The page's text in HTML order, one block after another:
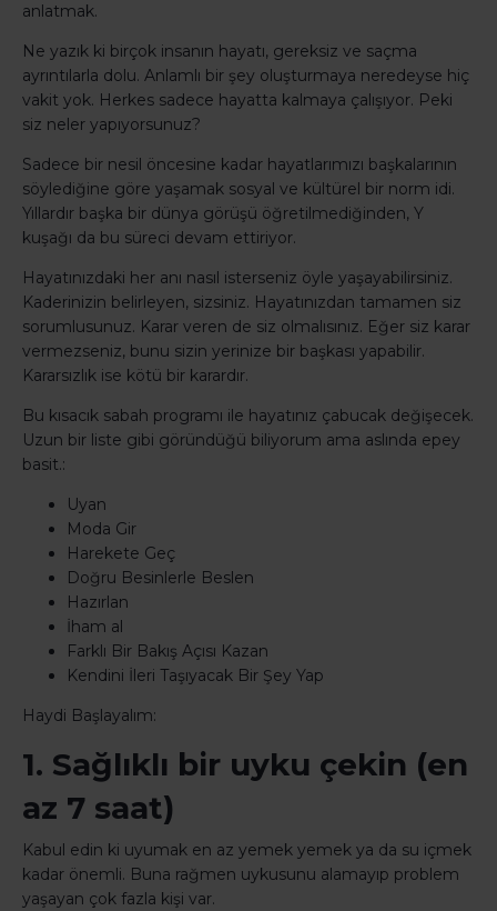
anlatmak.
Ne yazık ki birçok insanın hayatı, gereksiz ve saçma
ayrıntılarla dolu. Anlamlı bir şey oluşturmaya neredeyse hiç
vakit yok. Herkes sadece hayatta kalmaya çalışıyor. Peki
siz neler yapıyorsunuz?
Sadece bir nesil öncesine kadar hayatlarımızı başkalarının
söylediğine göre yaşamak sosyal ve kültürel bir norm idi.
Yıllardır başka bir dünya görüşü öğretilmediğinden, Y
kuşağı da bu süreci devam ettiriyor.
Hayatınızdaki her anı nasıl isterseniz öyle yaşayabilirsiniz.
Kaderinizin belirleyen, sizsiniz. Hayatınızdan tamamen siz
sorumlusunuz. Karar veren de siz olmalısınız. Eğer siz karar
vermezseniz, bunu sizin yerinize bir başkası yapabilir.
Kararsızlık ise kötü bir karardır.
Bu kısacık sabah programı ile hayatınız çabucak değişecek.
Uzun bir liste gibi göründüğü biliyorum ama aslında epey
basit.:
Uyan
Moda Gir
Harekete Geç
Doğru Besinlerle Beslen
Hazırlan
İham al
Farklı Bir Bakış Açısı Kazan
Kendini İleri Taşıyacak Bir Şey Yap
Haydi Başlayalım:
1. Sağlıklı bir uyku çekin (en
az 7 saat)
Kabul edin ki uyumak en az yemek yemek ya da su içmek
kadar önemli. Buna rağmen uykusunu alamayıp problem
yaşayan çok fazla kişi var.